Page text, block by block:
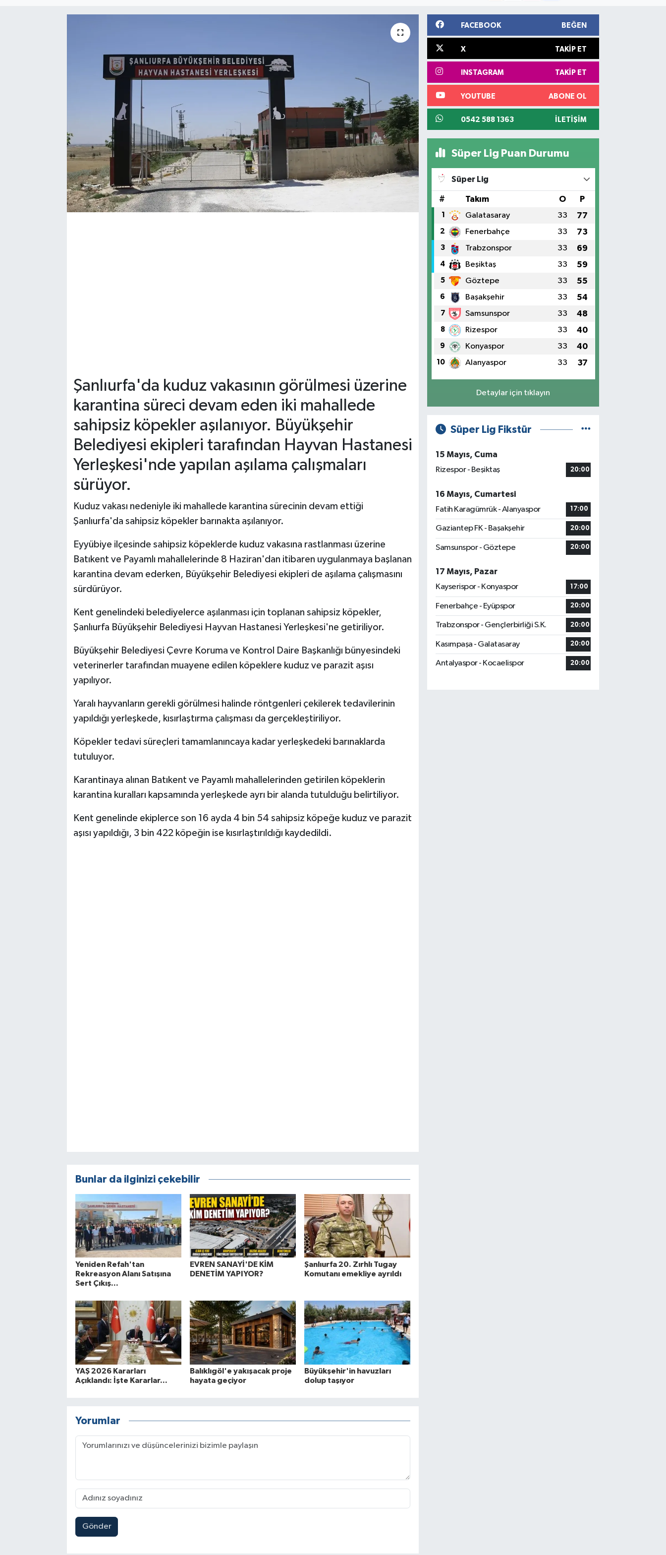
Şanlıurfa'da kuduz vakasının görülmesi üzerine
karantina süreci devam eden iki mahallede
sahipsiz köpekler aşılanıyor. Büyükşehir
Belediyesi ekipleri tarafından Hayvan Hastanesi
Yerleşkesi'nde yapılan aşılama çalışmaları
sürüyor.
Kuduz vakası nedeniyle iki mahallede karantina sürecinin devam ettiği
Şanlıurfa'da sahipsiz köpekler barınakta aşılanıyor.
Eyyübiye ilçesinde sahipsiz köpeklerde kuduz vakasına rastlanması üzerine
Batıkent ve Payamlı mahallelerinde 8 Haziran'dan itibaren uygulanmaya başlanan
karantina devam ederken, Büyükşehir Belediyesi ekipleri de aşılama çalışmasını
sürdürüyor.
Kent genelindeki belediyelerce aşılanması için toplanan sahipsiz köpekler,
Şanlıurfa Büyükşehir Belediyesi Hayvan Hastanesi Yerleşkesi'ne getiriliyor.
Büyükşehir Belediyesi Çevre Koruma ve Kontrol Daire Başkanlığı bünyesindeki
veterinerler tarafından muayene edilen köpeklere kuduz ve parazit aşısı
yapılıyor.
Yaralı hayvanların gerekli görülmesi halinde röntgenleri çekilerek tedavilerinin
yapıldığı yerleşkede, kısırlaştırma çalışması da gerçekleştiriliyor.
Köpekler tedavi süreçleri tamamlanıncaya kadar yerleşkedeki barınaklarda
tutuluyor.
Karantinaya alınan Batıkent ve Payamlı mahallelerinden getirilen köpeklerin
karantina kuralları kapsamında yerleşkede ayrı bir alanda tutulduğu belirtiliyor.
Kent genelinde ekiplerce son 16 ayda 4 bin 54 sahipsiz köpeğe kuduz ve parazit
aşısı yapıldığı, 3 bin 422 köpeğin ise kısırlaştırıldığı kaydedildi.
Bunlar da ilginizi çekebilir
Yeniden Refah'tan
Rekreasyon Alanı Satışına
Sert Çıkış...
EVREN SANAYİ'DE KİM
DENETİM YAPIYOR?
Şanlıurfa 20. Zırhlı Tugay
Komutanı emekliye ayrıldı
YAŞ 2026 Kararları
Açıklandı: İşte Kararlar...
Balıklıgöl'e yakışacak proje
hayata geçiyor
Büyükşehir'in havuzları
dolup taşıyor
Yorumlar
Gönder
FACEBOOK BEĞEN
X TAKIP ET
INSTAGRAM TAKIP ET
YOUTUBE ABONE OL
0542 588 1363 İLETIŞIM
Süper Lig Puan Durumu
Süper Lig
# Takım O P
1 Galatasaray 33 77
2 Fenerbahçe 33 73
3 Trabzonspor 33 69
4 Beşiktaş 33 59
5 Göztepe 33 55
6 Başakşehir 33 54
7 Samsunspor 33 48
8 Rizespor 33 40
9 Konyaspor 33 40
10 Alanyaspor 33 37
Detaylar için tıklayın
Süper Lig Fikstür
15 Mayıs, Cuma
Rizespor - Beşiktaş
20:00
16 Mayıs, Cumartesi
Fatih Karagümrük - Alanyaspor
17:00
Gaziantep FK - Başakşehir 20:00
Samsunspor - Göztepe 20:00
17 Mayıs, Pazar
Kayserispor - Konyaspor
17:00
Fenerbahçe - Eyüpspor 20:00
Trabzonspor - Gençlerbirliği S.K. 20:00
Kasımpaşa - Galatasaray 20:00
Antalyaspor - Kocaelispor 20:00